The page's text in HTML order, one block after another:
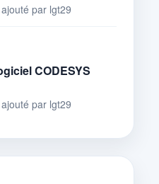
par lgt29
CODESYS
par lgt29